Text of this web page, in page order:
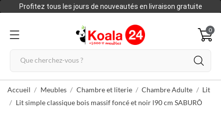
Profitez tous les jours de nouveautés en livraison gratuite
0
Accueil Meubles Chambre et literie Chambre Adulte
Lit
Lit simple classique bois massif foncé et noir l90 cm SABURŌ